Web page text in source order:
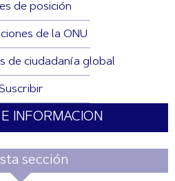
de posición
de la ONU
de ciudadanía global
INFORMACION
sección